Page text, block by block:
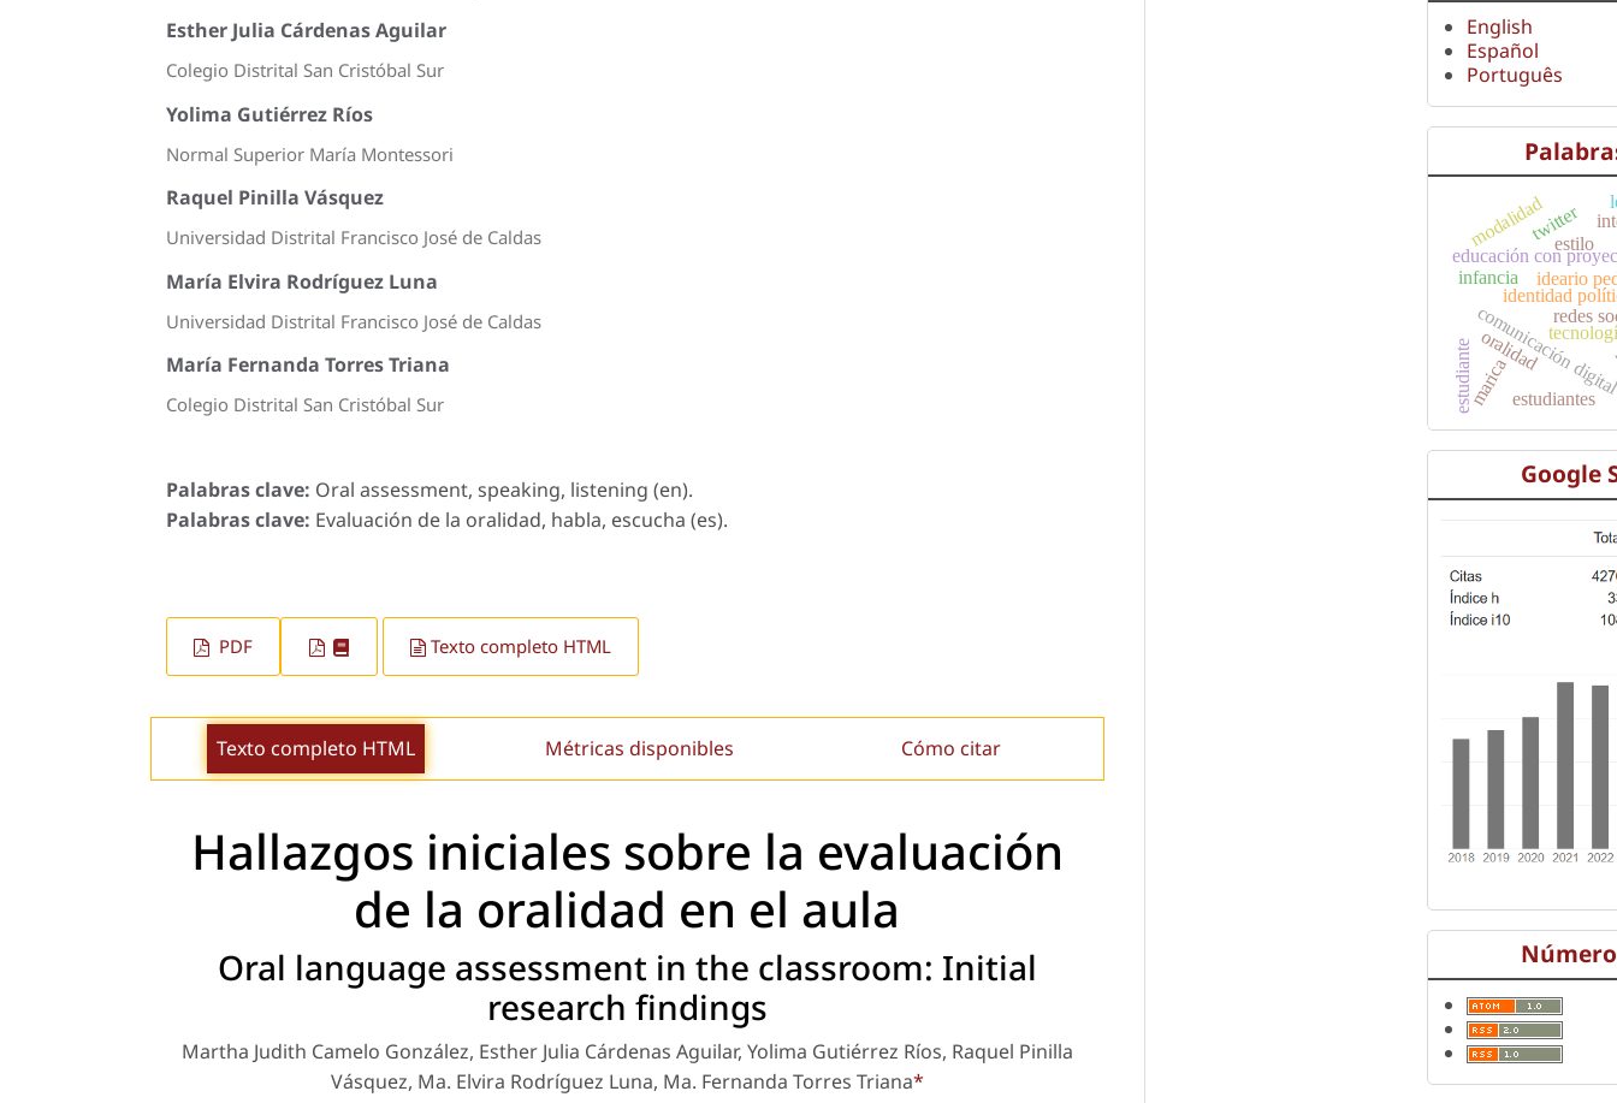
Esther Julia Cárdenas Aguilar
Colegio Distrital San Cristóbal Sur
Yolima Gutiérrez Ríos
Normal Superior María Montessori
Raquel Pinilla Vásquez
Universidad Distrital Francisco José de Caldas
María Elvira Rodríguez Luna
Universidad Distrital Francisco José de Caldas
María Fernanda Torres Triana
Colegio Distrital San Cristóbal Sur
Palabras clave: Oral assessment, speaking, listening (en).
Palabras clave: Evaluación de la oralidad, habla, escucha (es).
PDF Texto completo HTML
Texto completo HTML Métricas disponibles Cómo citar
Hallazgos iniciales sobre la evaluación
de la oralidad en el aula
Oral language assessment in the classroom: Initial
research findings
Martha Judith Camelo González, Esther Julia Cárdenas Aguilar, Yolima Gutiérrez Ríos, Raquel Pinilla
Vásquez, Ma. Elvira Rodríguez Luna, Ma. Fernanda Torres Triana*
English
Español
Português
comunicación
ideario
educación con
modalidad
redes
estilo
identidad
oralidad
marica
twitter
infancia
estudiante estudiantes
Google